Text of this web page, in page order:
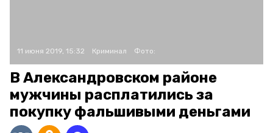
11 июня 2019, 15:32 Криминал Фото:
В Александровском районе
мужчины расплатились за
покупку фальшивыми деньгами